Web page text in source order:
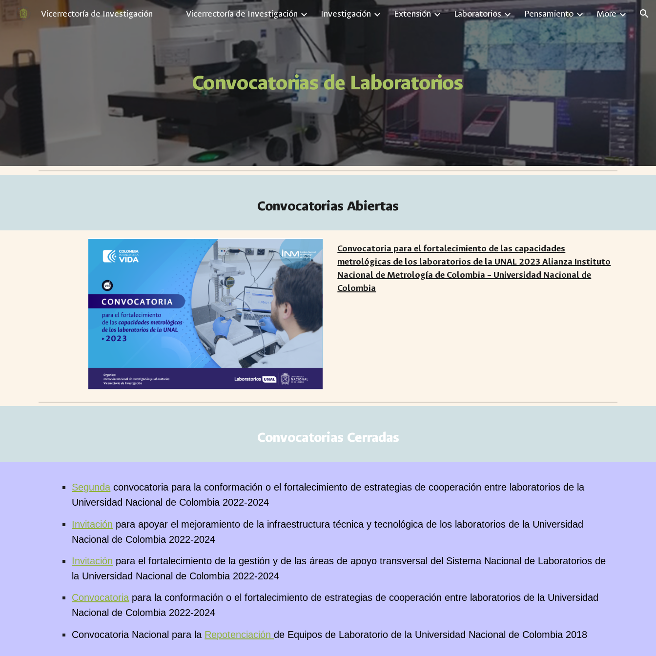
Skip to main content Skip to navigation
Vicerrectoría de Investigación Vicerrectoría de Investigación Investigación Extensión Laboratorios Pensamiento More
Convocatorias de Laboratorios
Convocatorias Abiertas
Convocatoria para el fortalecimiento de las capacidades
metrológicas de los laboratorios de la UNAL 2023 Alianza Instituto
Nacional de Metrología de Colombia – Universidad Nacional de
Colombia
Convocatorias Cerradas
Segunda convocatoria para la conformación o el fortalecimiento de estrategias de cooperación entre laboratorios de la
Universidad Nacional de Colombia 2022-2024
Invitación para apoyar el mejoramiento de la infraestructura técnica y tecnológica de los laboratorios de la Universidad
Nacional de Colombia 2022-2024
Invitación para el fortalecimiento de la gestión y de las áreas de apoyo transversal del Sistema Nacional de Laboratorios de
la Universidad Nacional de Colombia 2022-2024
Convocatoria para la conformación o el fortalecimiento de estrategias de cooperación entre laboratorios de la Universidad
Nacional de Colombia 2022-2024
Convocatoria Nacional para la Repotenciación de Equipos de Laboratorio de la Universidad Nacional de Colombia 2018